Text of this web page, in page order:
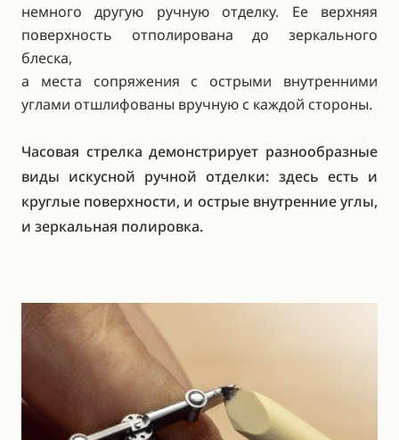
немного другую ручную отделку. Ее верхняя
поверхность отполирована до зеркального
блеска,
а места сопряжения с острыми внутренними
углами отшлифованы вручную с каждой стороны.
Часовая стрелка демонстрирует разнообразные
виды искусной ручной отделки: здесь есть и
круглые поверхности, и острые внутренние углы,
и зеркальная полировка.